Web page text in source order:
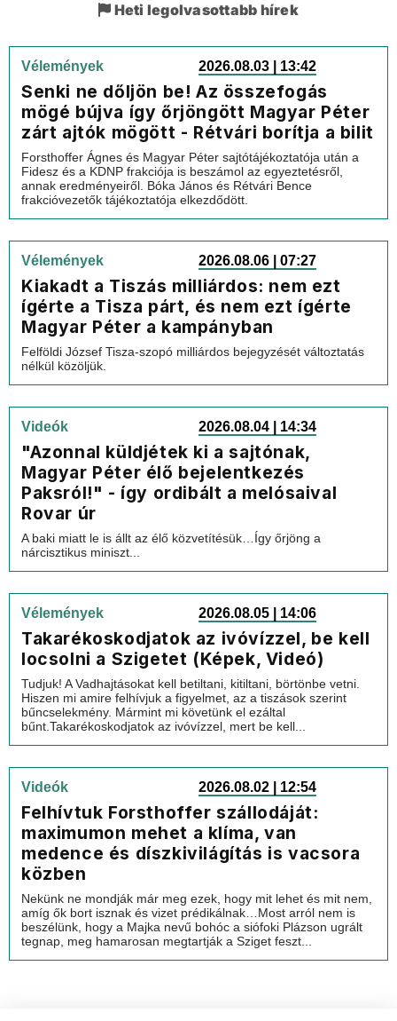
Heti legolvasottabb hírek
Vélemények 2026.08.03 | 13:42
Senki ne dőljön be! Az összefogás
mögé bújva így őrjöngött Magyar Péter
zárt ajtók mögött - Rétvári borítja a bilit
Forsthoffer Ágnes és Magyar Péter sajtótájékoztatója után a
Fidesz és a KDNP frakciója is beszámol az egyeztetésről,
annak eredményeiről. Bóka János és Rétvári Bence
frakcióvezetők tájékoztatója elkezdődött.
Vélemények 2026.08.06 | 07:27
Kiakadt a Tiszás milliárdos: nem ezt
ígérte a Tisza párt, és nem ezt ígérte
Magyar Péter a kampányban
Felföldi József Tisza-szopó milliárdos bejegyzését változtatás
nélkül közöljük.
Videók 2026.08.04 | 14:34
"Azonnal küldjétek ki a sajtónak,
Magyar Péter élő bejelentkezés
Paksról!" - így ordibált a melósaival
Rovar úr
A baki miatt le is állt az élő közvetítésük…Így őrjöng a
nárcisztikus miniszt...
Vélemények 2026.08.05 | 14:06
Takarékoskodjatok az ivóvízzel, be kell
locsolni a Szigetet (Képek, Videó)
Tudjuk! A Vadhajtásokat kell betiltani, kitiltani, börtönbe vetni.
Hiszen mi amire felhívjuk a figyelmet, az a tiszások szerint
bűncselekmény. Mármint mi követünk el ezáltal
bűnt.Takarékoskodjatok az ivóvízzel, mert be kell...
Videók 2026.08.02 | 12:54
Felhívtuk Forsthoffer szállodáját:
maximumon mehet a klíma, van
medence és díszkivilágítás is vacsora
közben
Nekünk ne mondják már meg ezek, hogy mit lehet és mit nem,
amíg ők bort isznak és vizet prédikálnak…Most arról nem is
beszélünk, hogy a Majka nevű bohóc a siófoki Plázson ugrált
tegnap, meg hamarosan megtartják a Sziget feszt...